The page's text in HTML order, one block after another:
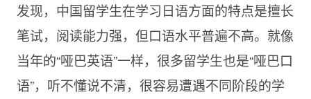
发现，中国留学生在学习日语方面的特点是擅长
笔试，阅读能力强，但口语水平普遍不高。就像
当年的“哑巴英语”一样，很多留学生也是“哑巴口
语”，听不懂说不清，很容易遭遇不同阶段的学